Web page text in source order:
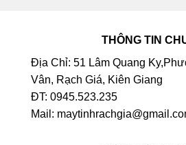
THÔNG TIN
Địa Chỉ: 51 Lâm Quang
Vân, Rạch Giá, Kiên Giang
ĐT: 0945.523.235
Mail: